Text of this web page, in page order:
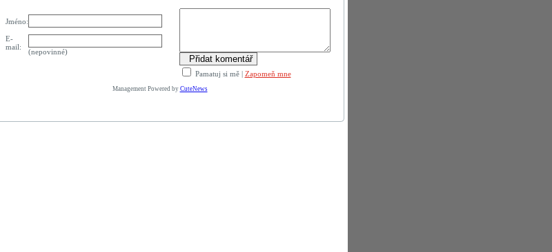
Jméno:
Pamatuj si mě| Zapomeň mne
E-
mail:
(nepovinné)
Management Powered by CuteNews